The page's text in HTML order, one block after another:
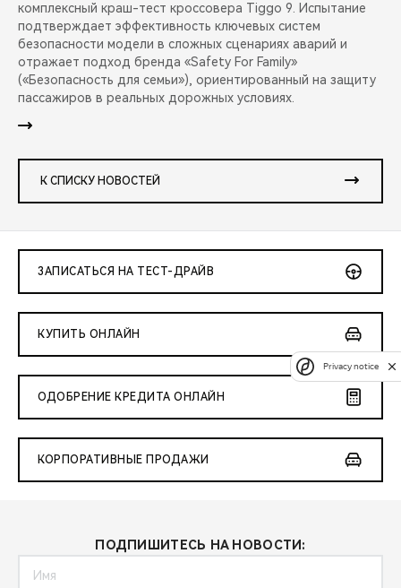
комплексный краш-тест кроссовера Tiggo 9. Испытание
подтверждает эффективность ключевых систем
безопасности модели в сложных сценариях аварий и
отражает подход бренда «Safety For Family»
(«Безопасность для семьи»), ориентированный на защиту
пассажиров в реальных дорожных условиях.
К СПИСКУ НОВОСТЕЙ
ЗАПИСАТЬСЯ НА ТЕСТ-ДРАЙВ
КУПИТЬ ОНЛАЙН
ОДОБРЕНИЕ КРЕДИТА ОНЛАЙН
КОРПОРАТИВНЫЕ ПРОДАЖИ
ПОДПИШИТЕСЬ НА НОВОСТИ:
Privacy notice